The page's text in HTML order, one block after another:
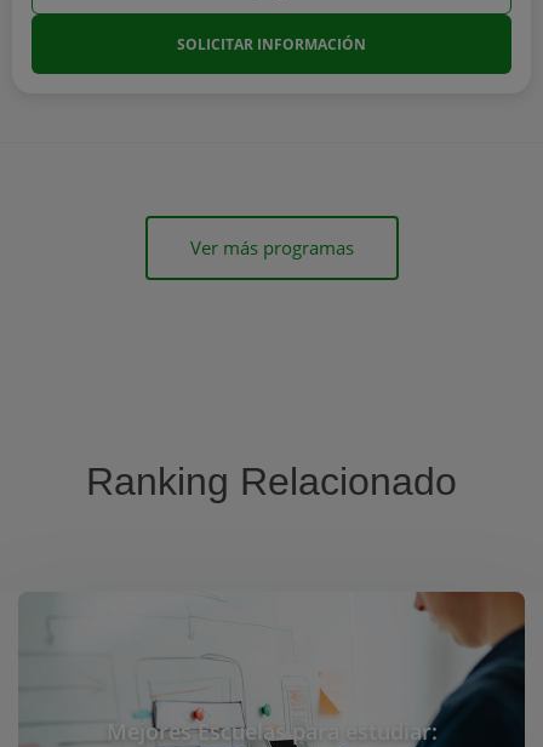
SOLICITAR INFORMACIÓN
Ver más programas
Ranking Relacionado
Mejores Escuelas para estudiar: